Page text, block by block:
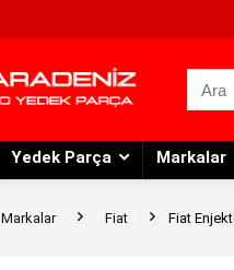
Yedek Parça Markalar
Markalar Fiat Fiat